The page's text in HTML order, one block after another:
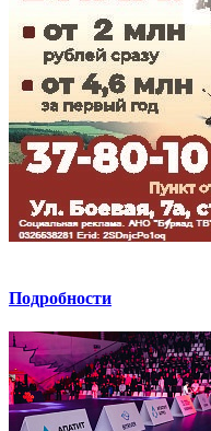
Подробности